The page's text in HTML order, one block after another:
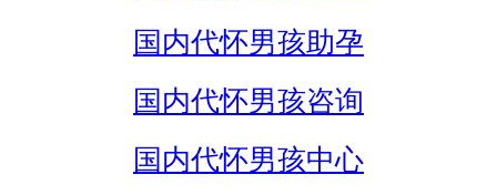
国内代怀男孩助孕
国内代怀男孩咨询
国内代怀男孩中心